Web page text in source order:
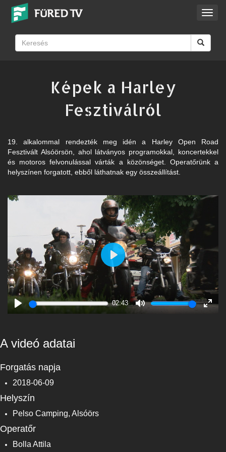
Képek a Harley
Fesztiválról
19. alkalommal rendezték meg idén a Harley Open Road
Fesztivált Alsóörsön, ahol látványos programokkal, koncertekkel
és motoros felvonulással várták a közönséget. Operatőrünk a
helyszínen forgatott, ebből láthatnak egy összeállítást.
Play
02:43
Play
A videó adatai
Forgatás napja
2018-06-09
Helyszín
Pelso Camping, Alsóörs
Operatőr
Bolla Attila